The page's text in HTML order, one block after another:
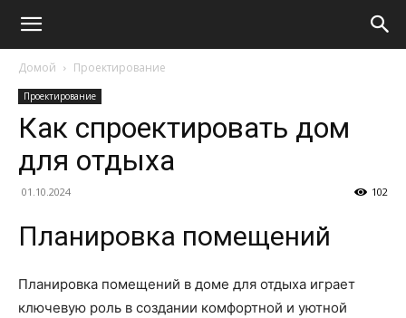
Домой Проектирование
Проектирование
Как спроектировать дом
для отдыха
01.10.2024 102
Планировка помещений
Планировка помещений в доме для отдыха играет
ключевую роль в создании комфортной и уютной